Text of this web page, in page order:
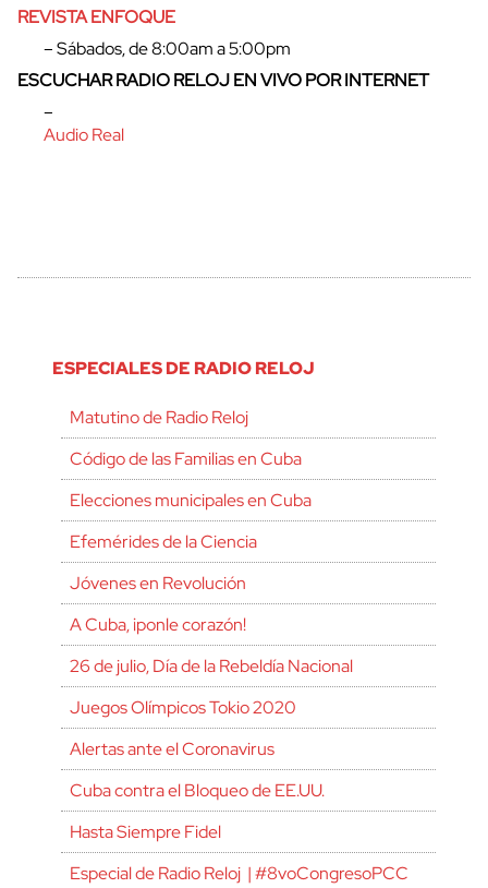
REVISTA ENFOQUE
– Sábados, de 8:00am a 5:00pm
ESCUCHAR RADIO RELOJ EN VIVO POR INTERNET
–
Audio Real
ESPECIALES DE RADIO RELOJ
Matutino de Radio Reloj
Código de las Familias en Cuba
Elecciones municipales en Cuba
Efemérides de la Ciencia
Jóvenes en Revolución
A Cuba, ¡ponle corazón!
26 de julio, Día de la Rebeldía Nacional
Juegos Olímpicos Tokio 2020
Alertas ante el Coronavirus
Cuba contra el Bloqueo de EE.UU.
Hasta Siempre Fidel
Especial de Radio Reloj | #8voCongresoPCC